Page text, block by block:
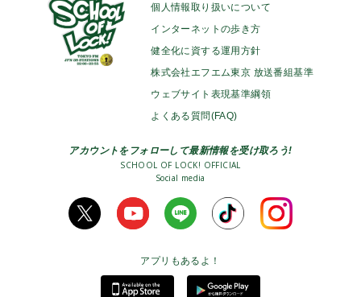
個人情報取り扱いについて
インターネットの歩き方
健全化に資する運用方針
株式会社エフエム東京 放送番組基準
ウェブサイト表現基準綱領
よくある質問(FAQ)
アカウントをフォローして最新情報を受け取ろう!
SCHOOL OF LOCK! OFFICIAL
Social media
アプリもあるよ！